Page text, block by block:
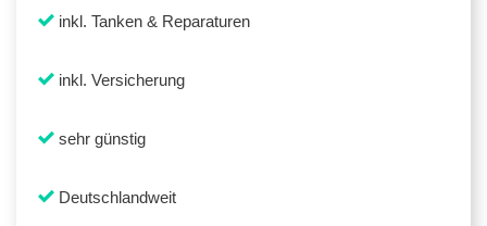
inkl. Tanken & Reparaturen
inkl. Versicherung
sehr günstig
Deutschlandweit